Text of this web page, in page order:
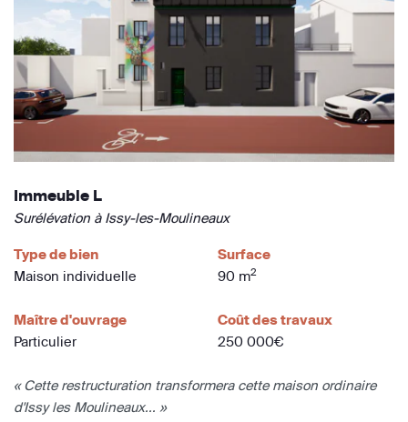
Immeuble L
Surélévation à Issy-les-Moulineaux
Type de bien
Maison individuelle
Surface
90 m2
Maître d'ouvrage
Particulier
Coût des travaux
250 000€
« Cette restructuration transformera cette maison ordinaire
d'Issy les Moulineaux... »